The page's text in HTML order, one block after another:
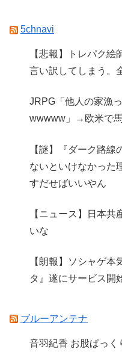
5chnavi
【悲報】トレパク
言い訳してしまう。
JRPG「他人の家漁
wwwww」→欧米で
【謎】『ダーク路
ないといけなかった
すだせばいいやん
【ニュース】日本
いな
【朗報】ソシャゲ
タ』遂にサービス開
ブルーアンテナ
音羽紀香 お股ぱっく